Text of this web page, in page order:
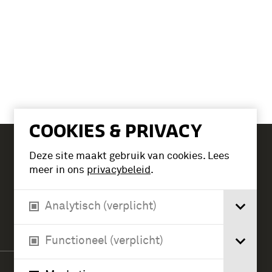
COOKIES & PRIVACY
Deze site maakt gebruik van cookies. Lees
meer in ons privacybeleid.
Analytisch (verplicht)
Functioneel (verplicht)
Tickets
Verlengde Paltzerweg 1